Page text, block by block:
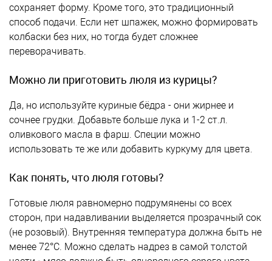
сохраняет форму. Кроме того, это традиционный
способ подачи. Если нет шпажек, можно формировать
колбаски без них, но тогда будет сложнее
переворачивать.
Можно ли приготовить люля из курицы?
Да, но используйте куриные бёдра - они жирнее и
сочнее грудки. Добавьте больше лука и 1-2 ст.л.
оливкового масла в фарш. Специи можно
использовать те же или добавить куркуму для цвета.
Как понять, что люля готовы?
Готовые люля равномерно подрумянены со всех
сторон, при надавливании выделяется прозрачный сок
(не розовый). Внутренняя температура должна быть не
менее 72°C. Можно сделать надрез в самой толстой